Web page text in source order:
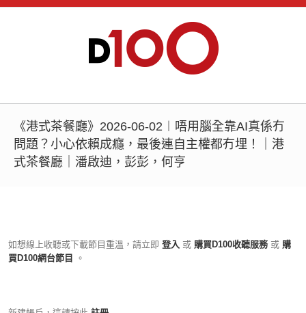
《港式茶餐廳》2026-06-02︱唔用腦全靠AI真係冇
問題？小心依賴成癮，最後連自主權都冇埋！｜港
式茶餐廳｜潘啟迪，彭彭，何亨
如想線上收聽或下載節目重溫，請立即 登入 或 購買D100收聽服務 或 購
買D100網台節目
。